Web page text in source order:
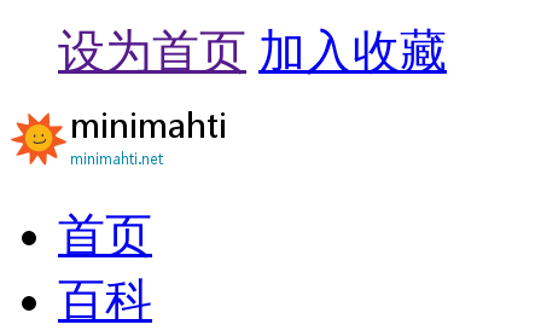
设为首页 加入收藏
首页
百科